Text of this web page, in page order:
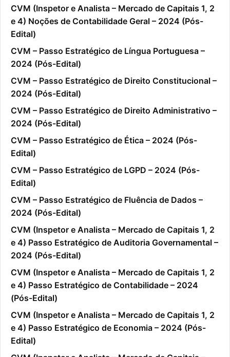
CVM (Inspetor e Analista – Mercado de Capitais 1, 2
e 4) Noções de Contabilidade Geral – 2024 (Pós-
Edital)
CVM – Passo Estratégico de Língua Portuguesa –
2024 (Pós-Edital)
CVM – Passo Estratégico de Direito Constitucional –
2024 (Pós-Edital)
CVM – Passo Estratégico de Direito Administrativo –
2024 (Pós-Edital)
CVM – Passo Estratégico de Ética – 2024 (Pós-
Edital)
CVM – Passo Estratégico de LGPD – 2024 (Pós-
Edital)
CVM – Passo Estratégico de Fluência de Dados –
2024 (Pós-Edital)
CVM (Inspetor e Analista – Mercado de Capitais 1, 2
e 4) Passo Estratégico de Auditoria Governamental –
2024 (Pós-Edital)
CVM (Inspetor e Analista – Mercado de Capitais 1, 2
e 4) Passo Estratégico de Contabilidade – 2024
(Pós-Edital)
CVM (Inspetor e Analista – Mercado de Capitais 1, 2
e 4) Passo Estratégico de Economia – 2024 (Pós-
Edital)